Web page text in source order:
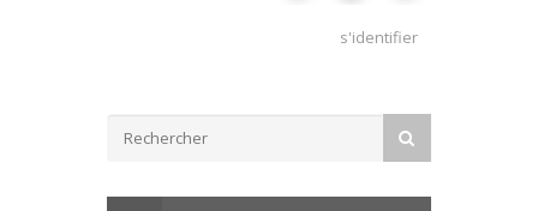
s'identifier
Formulaire de recherche